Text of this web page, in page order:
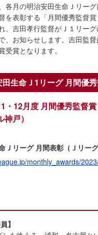
各月の明治安田生命Ｊリー
を表彰する「月間優秀監督
、吉田孝行監督がＪ１リー
、お知らせします。吉田監
受賞となります。
生命Ｊ1リーグ 月間優
・12月度 月間優秀監督
神戸）
Ｊリーグ 月間表彰（Ｊリーグ
monthly_awards/
】